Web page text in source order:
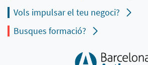
Vols impulsar el teu negoci?
Busques formació?